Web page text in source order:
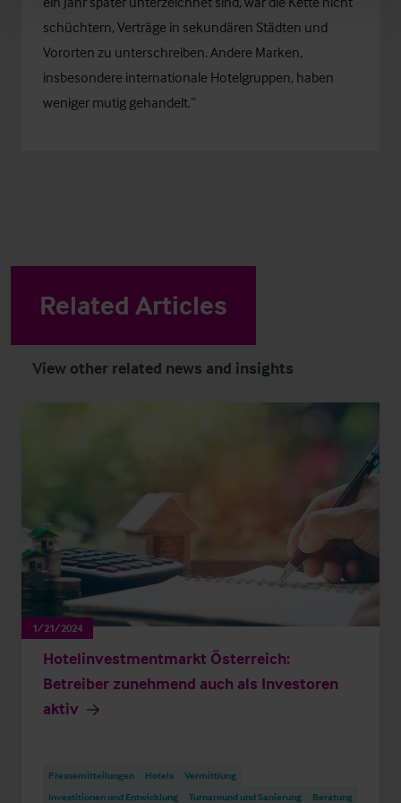
schüchtern, Verträge in sekundären Städten und
Vororten zu unterschreiben. Andere Marken,
insbesondere internationale Hotelgruppen, haben
weniger mutig gehandelt.“
Related Articles
View other related news and insights
1/21/2024
Hotelinvestmentmarkt Österreich:
Betreiber zunehmend auch als Investoren
aktiv
Pressemitteilungen Hotels
Vermittlung
Investitionen und Entwicklung
Turnaround und Sanierung Beratung